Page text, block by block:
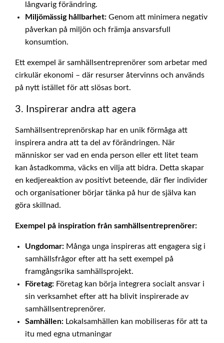
långvarig förändring.
Miljömässig hållbarhet: Genom att minimera negativ
påverkan på miljön och främja ansvarsfull
konsumtion.
Ett exempel är samhällsentreprenörer som arbetar med
cirkulär ekonomi – där resurser återvinns och används
på nytt istället för att slösas bort.
3. Inspirerar andra att agera
Samhällsentreprenörskap har en unik förmåga att
inspirera andra att ta del av förändringen. När
människor ser vad en enda person eller ett litet team
kan åstadkomma, väcks en vilja att bidra. Detta skapar
en kedjereaktion av positivt beteende, där fler individer
och organisationer börjar tänka på hur de själva kan
göra skillnad.
Exempel på inspiration från samhällsentreprenörer:
Ungdomar: Många unga inspireras att engagera sig i
samhällsfrågor efter att ha sett exempel på
framgångsrika samhällsprojekt.
Företag: Företag kan börja integrera socialt ansvar i
sin verksamhet efter att ha blivit inspirerade av
samhällsentreprenörer.
Samhällen: Lokalsamhällen kan mobiliseras för att ta
itu med egna utmaningar